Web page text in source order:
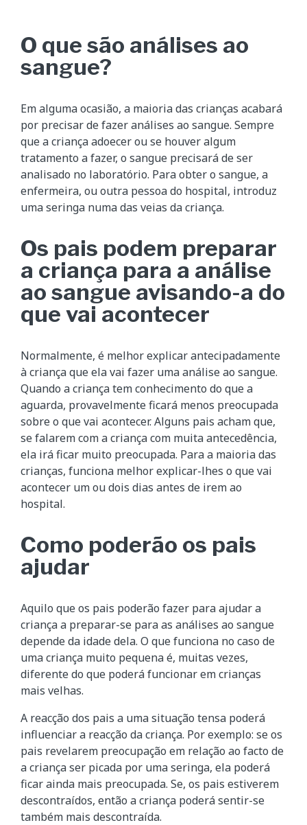
O que são análises ao
sangue?
Em alguma ocasião, a maioria das crianças acabará
por precisar de fazer análises ao sangue. Sempre
que a criança adoecer ou se houver algum
tratamento a fazer, o sangue precisará de ser
analisado no laboratório. Para obter o sangue, a
enfermeira, ou outra pessoa do hospital, introduz
uma seringa numa das veias da criança.
Os pais podem preparar
a criança para a análise
ao sangue avisando-a do
que vai acontecer
Normalmente, é melhor explicar antecipadamente
à criança que ela vai fazer uma análise ao sangue.
Quando a criança tem conhecimento do que a
aguarda, provavelmente ficará menos preocupada
sobre o que vai acontecer. Alguns pais acham que,
se falarem com a criança com muita antecedência,
ela irá ficar muito preocupada. Para a maioria das
crianças, funciona melhor explicar-lhes o que vai
acontecer um ou dois dias antes de irem ao
hospital.
Como poderão os pais
ajudar
Aquilo que os pais poderão fazer para ajudar a
criança a preparar-se para as análises ao sangue
depende da idade dela. O que funciona no caso de
uma criança muito pequena é, muitas vezes,
diferente do que poderá funcionar em crianças
mais velhas.
A reacção dos pais a uma situação tensa poderá
influenciar a reacção da criança. Por exemplo: se os
pais revelarem preocupação em relação ao facto de
a criança ser picada por uma seringa, ela poderá
ficar ainda mais preocupada. Se, os pais estiverem
descontraídos, então a criança poderá sentir-se
também mais descontraída.